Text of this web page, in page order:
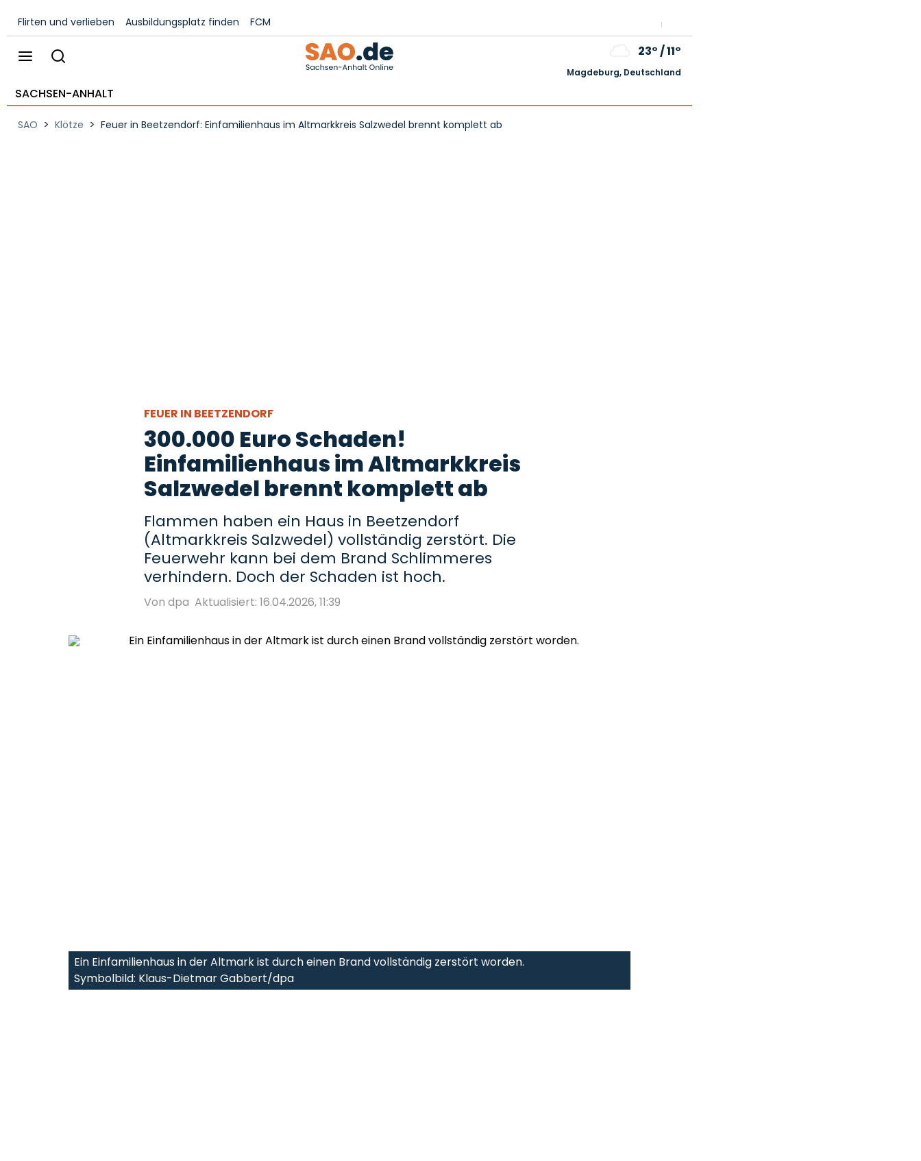
Flirten und verlieben Ausbildungsplatz finden FCM
23°/11°
Magdeburg, Deutschland
SACHSEN-ANHALT
SAO > Klötze > Feuer in Beetzendorf: Einfamilienhaus im Altmarkkreis Salzwedel brennt komplett ab
FEUER IN BEETZENDORF
300.000 Euro Schaden!
Einfamilienhaus im Altmarkkreis
Salzwedel brennt komplett ab
Flammen haben ein Haus in Beetzendorf
(Altmarkkreis Salzwedel) vollständig zerstört. Die
Feuerwehr kann bei dem Brand Schlimmeres
verhindern. Doch der Schaden ist hoch.
Von dpa Aktualisiert: 16.04.2026, 11:39
Ein Einfamilienhaus in der Altmark ist durch einen Brand vollständig zerstört worden.
Symbolbild: Klaus-Dietmar Gabbert/dpa